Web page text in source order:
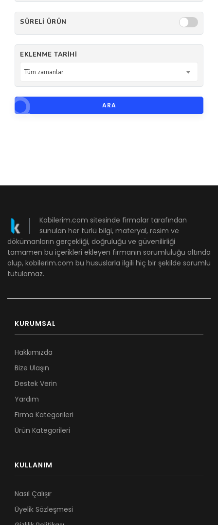
SÜRELI ÜRÜN
EKLENME TARIHI
Tüm zamanlar
ARA
Kobilerim.com sitesinde firmalar tarafından
sunulan her türlü bilgi, materyal, resim ve
dökümanların gerçekliği, doğruluğu ve güvenilirliği
tamamen bu içerikleri ekleyen firmanın sorumluluğu altında
olup, kobilerim.com bu hususlarla ilgili hiç bir şekilde sorumlu
tutulamaz.
KURUMSAL
Hakkımızda
Bize Ulaşın
Destek Verin
Yardım
Firma Kategorileri
Ürün Kategorileri
KULLANIM
Nasıl Çalışır
Üyelik Sözleşmesi